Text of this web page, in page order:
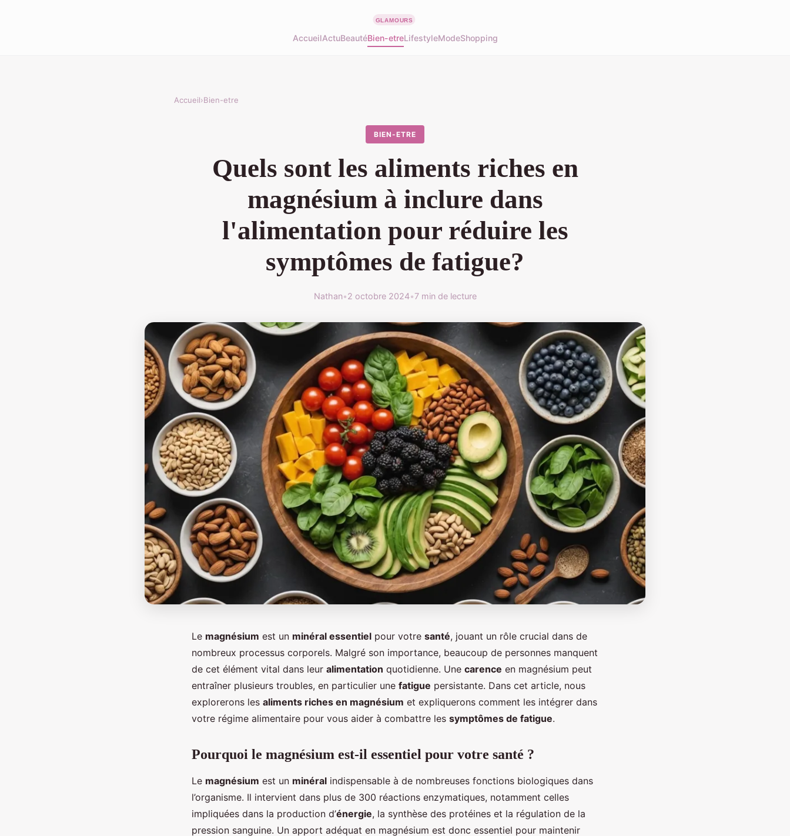
AccueilActuBeautéBien-etreLifestyleModeShopping
Accueil›Bien-etre
BIEN-ETRE
Quels sont les aliments riches en
magnésium à inclure dans
l'alimentation pour réduire les
symptômes de fatigue?
Nathan•2 octobre 2024•7 min de lecture
Le magnésium est un minéral essentiel pour votre santé, jouant un rôle crucial dans de
nombreux processus corporels. Malgré son importance, beaucoup de personnes manquent
de cet élément vital dans leur alimentation quotidienne. Une carence en magnésium peut
entraîner plusieurs troubles, en particulier une fatigue persistante. Dans cet article, nous
explorerons les aliments riches en magnésium et expliquerons comment les intégrer dans
votre régime alimentaire pour vous aider à combattre les symptômes de fatigue.
Pourquoi le magnésium est-il essentiel pour votre santé ?
Le magnésium est un minéral indispensable à de nombreuses fonctions biologiques dans
l’organisme. Il intervient dans plus de 300 réactions enzymatiques, notamment celles
impliquées dans la production d’énergie, la synthèse des protéines et la régulation de la
pression sanguine. Un apport adéquat en magnésium est donc essentiel pour maintenir